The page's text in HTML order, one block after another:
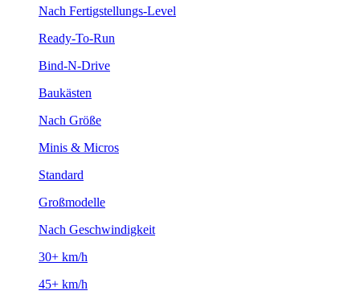
Nach Fertigstellungs-Level
Ready-To-Run
Bind-N-Drive
Baukästen
Nach Größe
Minis & Micros
Standard
Großmodelle
Nach Geschwindigkeit
30+ km/h
45+ km/h